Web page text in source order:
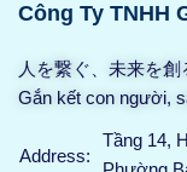
Công Ty TNHH
人を繋ぐ、未来を創
Gắn kết con người,
Address:
Tầng 14,